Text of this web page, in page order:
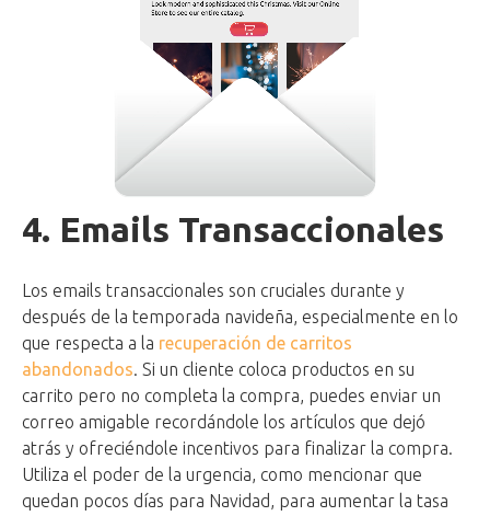
4. Emails Transaccionales
Los emails transaccionales son cruciales durante y
después de la temporada navideña, especialmente en lo
que respecta a la recuperación de carritos
abandonados. Si un cliente coloca productos en su
carrito pero no completa la compra, puedes enviar un
correo amigable recordándole los artículos que dejó
atrás y ofreciéndole incentivos para finalizar la compra.
Utiliza el poder de la urgencia, como mencionar que
quedan pocos días para Navidad, para aumentar la tasa